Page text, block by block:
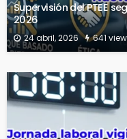
Supervisión del PTEE
2026
24 abril, 2026 641